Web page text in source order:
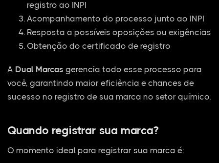
registro ao INPI
Acompanhamento do processo junto ao INPI
Resposta a possíveis oposições ou exigências
Obtenção do certificado de registro
A Dual Marcas gerencia todo esse processo para
você, garantindo maior eficiência e chances de
sucesso no registro de sua marca no setor químico.
Quando registrar sua marca?
O momento ideal para registrar sua marca é: